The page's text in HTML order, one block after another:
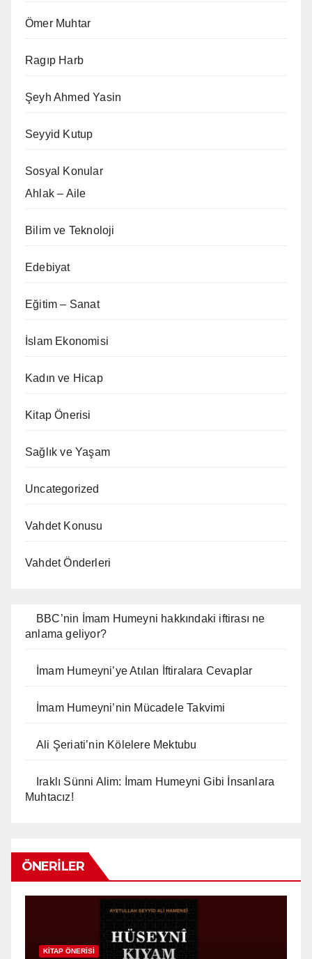
Ömer Muhtar
Ragıp Harb
Şeyh Ahmed Yasin
Seyyid Kutup
Sosyal Konular
Ahlak – Aile
Bilim ve Teknoloji
Edebiyat
Eğitim – Sanat
İslam Ekonomisi
Kadın ve Hicap
Kitap Önerisi
Sağlık ve Yaşam
Uncategorized
Vahdet Konusu
Vahdet Önderleri
BBC’nin İmam Humeyni hakkındaki iftirası ne
anlama geliyor?
İmam Humeyni’ye Atılan İftiralara Cevaplar
İmam Humeyni’nin Mücadele Takvimi
Ali Şeriati’nin Kölelere Mektubu
Iraklı Sünni Alim: İmam Humeyni Gibi İnsanlara
Muhtacız!
ÖNERILER
KITAP ÖNERISI